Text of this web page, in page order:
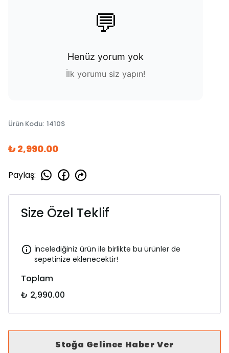
💬
Henüz yorum yok
İlk yorumu siz yapın!
Ürün Kodu: 1410S
₺ 2,990.00
Paylaş:
Size Özel Teklif
İncelediğiniz ürün ile birlikte bu ürünler de
sepetinize eklenecektir!
Toplam
₺ 2,990.00
Stoğa Gelince Haber Ver